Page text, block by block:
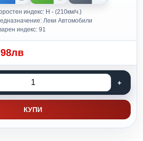
индекс: H - (210км/ч.)
Леки Автомобили
индекс: 91
КУПИ